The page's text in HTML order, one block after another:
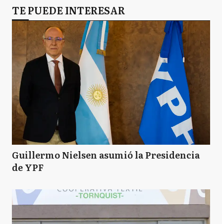
P Patagones
P Puan
Saavedra
T Tornquist
V Villarino
TE PUEDE INTERESAR
Guillermo Nielsen asumió la Presidencia
de YPF